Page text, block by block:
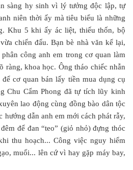
sàng hy sinh vì lý tưởng độc lập, tự
niên thời ấy mà tiêu biểu là những
Khu 5 khi ấy ác liệt, thiếu thốn, bộ
chiến đấu. Bạn bè nhà văn kể lại,
công anh em trong cơ quan làm
ràng, khoa học. Ông tháo chiếc nhẫn
cơ quan bán lấy tiền mua dụng cụ
Chu Cẩm Phong đã tự tích lũy kinh
lao động cùng đồng bào dân tộc
hướng dẫn anh em mới cách phát rẫy,
để đan “teo” (giỏ nhỏ) đựng thóc
thu hoạch... Công việc nguy hiểm
muối... lên cứ vì hay gặp máy bay,